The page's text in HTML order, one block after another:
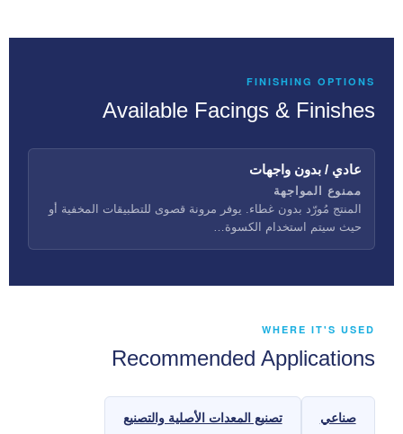
FINISHING OPTIONS
Available Facings & Finishes
عادي / بدون واجهات
ممنوع المواجهة
المنتج مُورّد بدون غطاء. يوفر مرونة قصوى للتطبيقات المخفية أو
حيث سيتم استخدام الكسوة…
WHERE IT'S USED
Recommended Applications
صناعي تصنيع المعدات الأصلية والتصنيع